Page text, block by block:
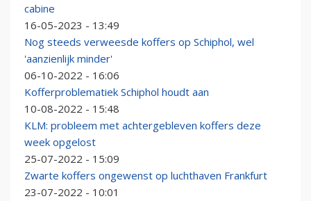
cabine
16-05-2023 - 13:49
Nog steeds verweesde koffers op Schiphol, wel
'aanzienlijk minder'
06-10-2022 - 16:06
Kofferproblematiek Schiphol houdt aan
10-08-2022 - 15:48
KLM: probleem met achtergebleven koffers deze
week opgelost
25-07-2022 - 15:09
Zwarte koffers ongewenst op luchthaven Frankfurt
23-07-2022 - 10:01